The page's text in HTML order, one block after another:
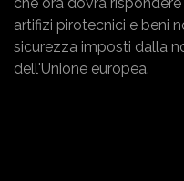
artifizi pirotecnici e beni
sicurezza imposti dalla
dell'Unione europea.